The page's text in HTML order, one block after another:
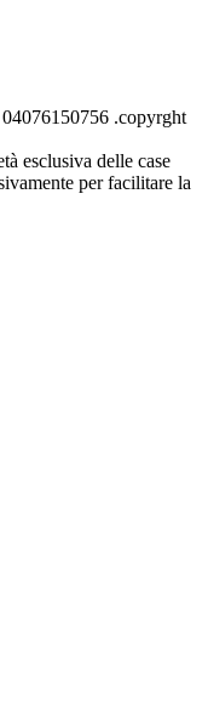
.copyrght
esclusiva delle case
per facilitare la